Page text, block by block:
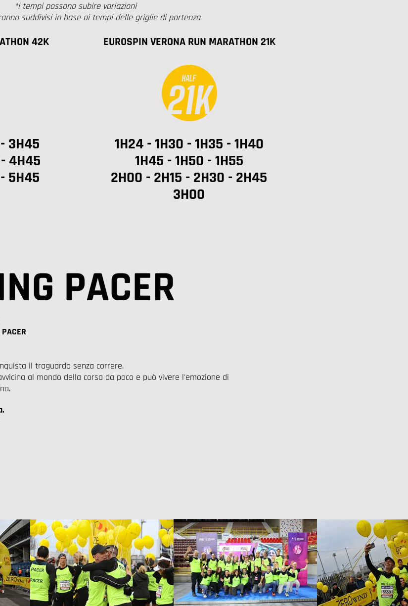
*i tempi possono subire variazioni
suddivisi in base ai tempi delle griglie di partenza
42K
3H45
4H45
5H45
EUROSPIN VERONA RUN MARATHON 21K
1H24 - 1H30 - 1H35 - 1H40
1H45 - 1H50 - 1H55
2H00 - 2H15 - 2H30 - 2H45
3H00
PACER
il traguardo senza correre.
al mondo della corsa da poco e può vivere l'emozione di